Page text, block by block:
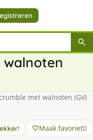
met walnoten (GV)
Maak favoriet0